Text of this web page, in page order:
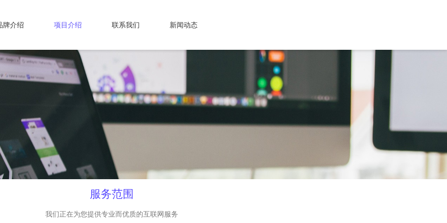
牌介绍 项目介绍 联系我们 新闻动态
服务范围
我们正在为您提供专业而优质的互联网服务